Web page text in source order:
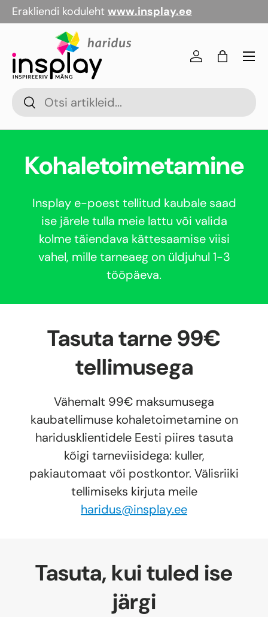
Jäta vahele
Erakliendi koduleht www.insplay.ee
OtsiOtsi
Logi sisse
Kott
Kohaletoimetamine
Insplay e-poest tellitud kaubale saad
ise järele tulla meie lattu või valida
kolme täiendava kättesaamise viisi
vahel, mille tarneaeg on üldjuhul 1-3
tööpäeva.
Tasuta tarne 99€
tellimusega
Vähemalt 99€ maksumusega
kaubatellimuse kohaletoimetamine on
haridusklientidele Eesti piires tasuta
kõigi tarneviisidega: kuller,
pakiautomaat või postkontor. Välisriiki
tellimiseks kirjuta meile
haridus@insplay.ee
Tasuta, kui tuled ise
järgi